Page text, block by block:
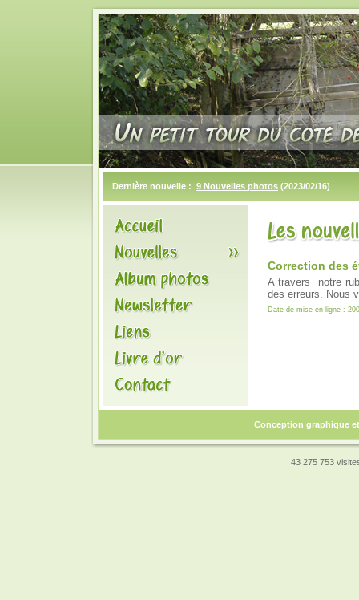
Dernière nouvelle : 9 Nouvelles photos (2023/02/16)
Correction des
A travers notre
des erreurs. Nous
Date de mise en ligne :
Conception graphique
43 275 753